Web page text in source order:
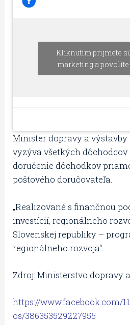
Kliknutím prijmete
marketing a
Minister dopravy a výstavby
vyzýva všetkých
doručenie dôchodkov
poštového doručovateľa.
„Realizované s finančnou
investícií, regionálneho
Slovenskej republiky –
regionálneho rozvoja“.
Zdroj: Ministerstvo dopravy
https://www.facebook.com/
os/386353529227955